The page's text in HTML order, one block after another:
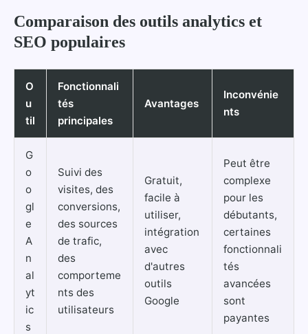
Comparaison des outils analytics et
SEO populaires
O
u
til
Fonctionnali
tés
principales
Avantages
Inconvénie
nts
G
o
o
gl
e
A
n
al
yt
ic
s
Suivi des
visites, des
conversions,
des sources
de trafic,
des
comporteme
nts des
utilisateurs
Gratuit,
facile à
utiliser,
intégration
avec
d'autres
outils
Google
Peut être
complexe
pour les
débutants,
certaines
fonctionnali
tés
avancées
sont
payantes